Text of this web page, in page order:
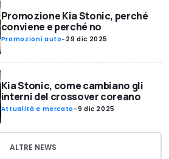
Promozione Kia Stonic, perché
conviene e perché no
Promozioni auto- 29 dic 2025
Kia Stonic, come cambiano gli
interni del crossover coreano
Attualità e mercato -9 dic 2025
ALTRE NEWS